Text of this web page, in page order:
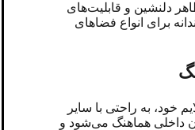
دلنشین و قابلیت‌های
برای انواع فضاهای
خود، به‌ راحتی با سایر
داخلی هماهنگ می‌شود و